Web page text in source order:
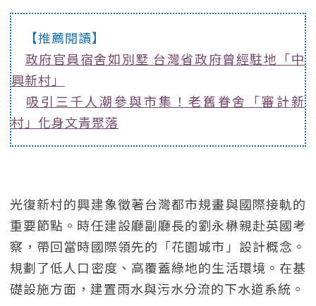
【推薦閱讀】
政府官員宿舍如別墅 台灣省政府曾經駐地「中
興新村」
吸引三千人潮參與市集！老舊眷舍「審計新
村」化身文青聚落
光復新村的興建象徵著台灣都市規畫與國際接軌的
重要節點。時任建設廳副廳長的劉永楙親赴英國考
察，帶回當時國際領先的「花園城市」設計概念。
規劃了低人口密度、高覆蓋綠地的生活環境。在基
礎設施方面，建置雨水與污水分流的下水道系統。